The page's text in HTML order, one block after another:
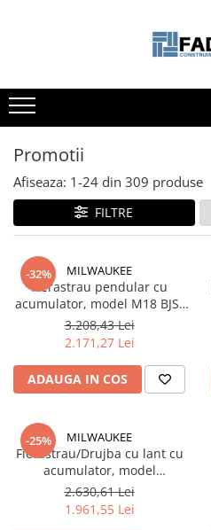
Materiale de constructii
Termoizolatii
Vata minerala
Accesorii termosistem
Lemn pentru constructii
Cherestea
Dusumea
Lambriu
Materiale prafoase
Gleturi
Ipsos
Mortare
Tencuieli decorative
Promotii
Afiseaza: 1-24 din 309 produse
FILTRE
-32% MILWAUKEE
Fierastrau pendular cu
acumulator, model M18 BJS-
402C, 4933451389 Milwaukee,
MILWAUKEE
3.208,43 Lei
2.171,27 Lei
ADAUGA IN COS
-25% MILWAUKEE
Fierastrau/Drujba cu lant cu
acumulator, model
M18FCHS35-0, 18V, 35cm,
4933479678 Milwaukee,
MILWAUKEE
2.630,61 Lei
1.961,55 Lei